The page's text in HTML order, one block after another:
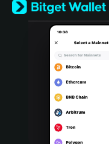
Türkçe
Italiano
Português (Portugal)
Bahasa Indonesia